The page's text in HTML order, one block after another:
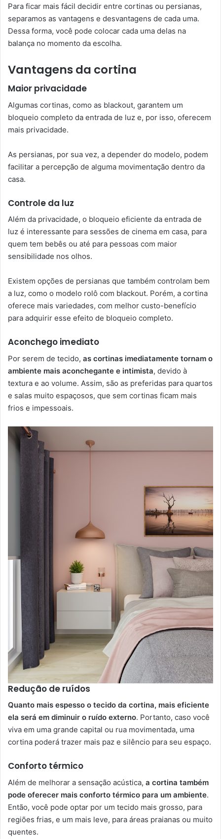
Para ficar mais fácil decidir entre cortinas ou persianas,
separamos as vantagens e desvantagens de cada uma.
Dessa forma, você pode colocar cada uma delas na
balança no momento da escolha.
Vantagens da cortina
Maior privacidade
Algumas cortinas, como as blackout, garantem um
bloqueio completo da entrada de luz e, por isso, oferecem
mais privacidade.
As persianas, por sua vez, a depender do modelo, podem
facilitar a percepção de alguma movimentação dentro da
casa.
Controle da luz
Além da privacidade, o bloqueio eficiente da entrada de
luz é interessante para sessões de cinema em casa, para
quem tem bebês ou até para pessoas com maior
sensibilidade nos olhos.
Existem opções de persianas que também controlam bem
a luz, como o modelo rolô com blackout. Porém, a cortina
oferece mais variedades, com melhor custo-benefício
para adquirir esse efeito de bloqueio completo.
Aconchego imediato
Por serem de tecido, as cortinas imediatamente tornam o
ambiente mais aconchegante e intimista, devido à
textura e ao volume. Assim, são as preferidas para quartos
e salas muito espaçosos, que sem cortinas ficam mais
frios e impessoais.
Redução de ruídos
Quanto mais espesso o tecido da cortina, mais eficiente
ela será em diminuir o ruído externo. Portanto, caso você
viva em uma grande capital ou rua movimentada, uma
cortina poderá trazer mais paz e silêncio para seu espaço.
Conforto térmico
Além de melhorar a sensação acústica, a cortina também
pode oferecer mais conforto térmico para um ambiente.
Então, você pode optar por um tecido mais grosso, para
regiões frias, e um mais leve, para áreas praianas ou muito
quentes.